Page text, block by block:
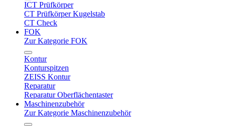
ICT Prüfkörper
CT Prüfkörper Kugelstab
CT Check
FOK
Zur Kategorie FOK
Kontur
Konturspitzen
ZEISS Kontur
Reparatur
Reparatur Oberflächentaster
Maschinenzubehör
Zur Kategorie Maschinenzubehör